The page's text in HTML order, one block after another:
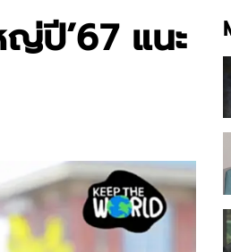
ปี’67 แนะ